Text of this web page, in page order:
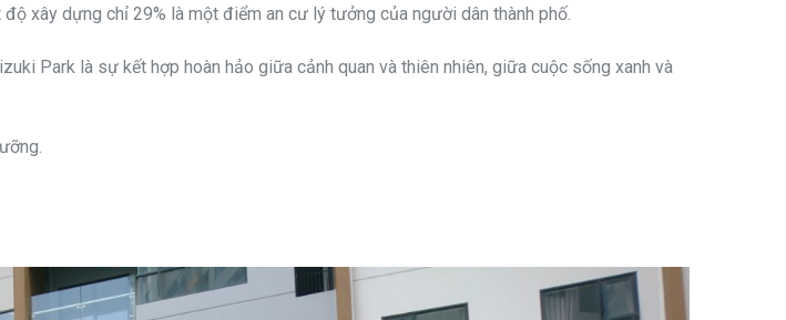
xây dựng chỉ 29% là một điểm an cư lý tưởng của người dân thành phố.
Park là sự kết hợp hoàn hảo giữa cảnh quan và thiên nhiên, giữa cuộc sống xanh và